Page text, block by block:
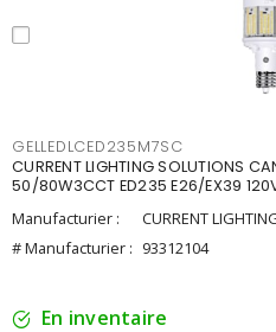
GELLEDLCED235M7SC
CURRENT LIGHTING SOLUTIONS
50/80W3CCT ED235 E26/EX39
Manufacturier :
CURRENT
# Manufacturier : 93312104
En inventaire